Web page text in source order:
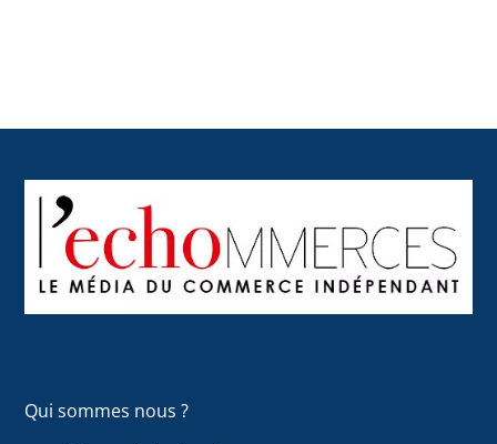
To
Top
Qui sommes nous ?